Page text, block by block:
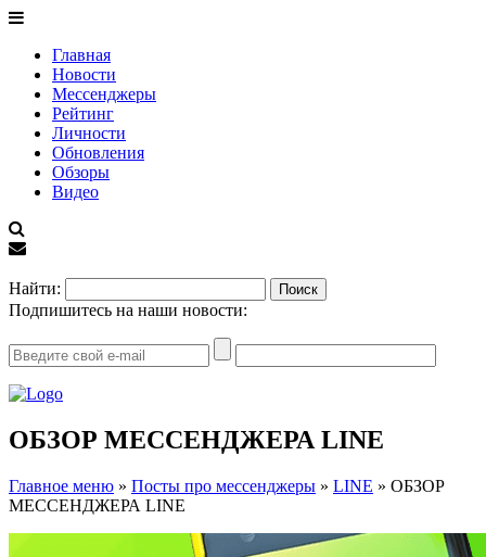
Главная
Новости
Мессенджеры
Рейтинг
Личности
Обновления
Обзоры
Видео
Найти:
Подпишитесь на наши новости:
ОБЗОР МЕССЕНДЖЕРА LINE
Главное меню » Посты про мессенджеры » LINE » ОБЗОР
МЕССЕНДЖЕРА LINE